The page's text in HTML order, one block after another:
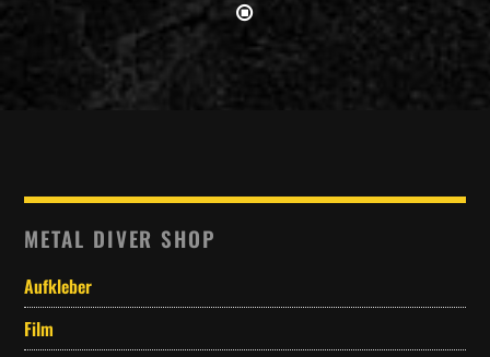
METAL DIVER SHOP
Aufkleber
Film